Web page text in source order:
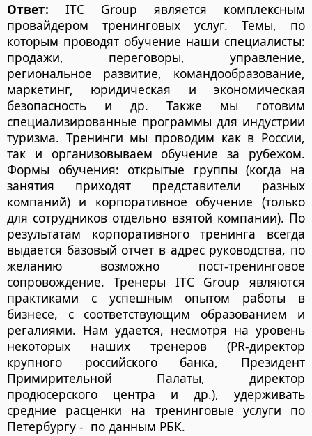
Ответ: ITC Group является комплексным
провайдером тренинговых услуг. Темы, по
которым проводят обучение наши специалисты:
продажи, переговоры, управление,
региональное развитие, командообразование,
маркетинг, юридическая и экономическая
безопасность и др. Также мы готовим
специализированные программы для индустрии
туризма. Тренинги мы проводим как в России,
так и организовываем обучение за рубежом.
Формы обучения: открытые группы (когда на
занятия приходят представители разных
компаний) и корпоративное обучение (только
для сотрудников отдельно взятой компании). По
результатам корпоративного тренинга всегда
выдается базовый отчет в адрес руководства, по
желанию возможно пост-тренинговое
сопровождение. Тренеры ITC Group являются
практиками с успешным опытом работы в
бизнесе, с соответствующим образованием и
регалиями. Нам удается, несмотря на уровень
некоторых наших тренеров (PR-директор
крупного российского банка, Президент
Примирительной Палаты, директор
продюсерского центра и др.), удерживать
средние расценки на тренинговые услуги по
Петербургу - по данным РБК.